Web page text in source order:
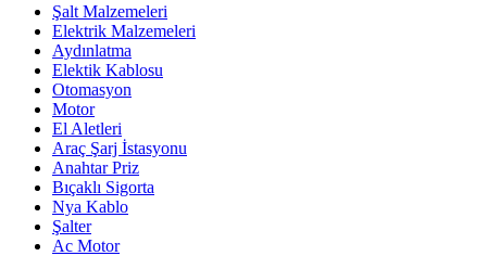
Şalt Malzemeleri
Elektrik Malzemeleri
Aydınlatma
Elektik Kablosu
Otomasyon
Motor
El Aletleri
Araç Şarj İstasyonu
Anahtar Priz
Bıçaklı Sigorta
Nya Kablo
Şalter
Ac Motor